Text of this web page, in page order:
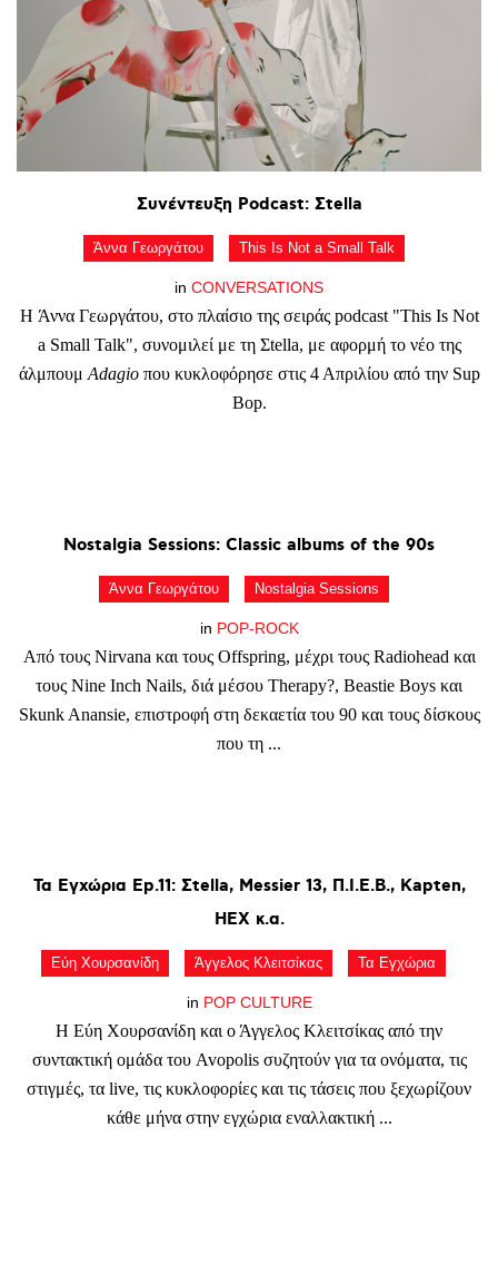
Συνέντευξη Podcast: Σtella
Άννα Γεωργάτου This Is Not a Small Talk
in CONVERSATIONS
Η Άννα Γεωργάτου, στο πλαίσιο της σειράς podcast "This Is Not
a Small Talk", συνομιλεί με τη Σtella, με αφορμή το νέο της
άλμπουμ Adagioπου κυκλοφόρησε στις 4 Απριλίου από την Sup
Bop.
Nostalgia Sessions: Classic albums of the 90s
Άννα Γεωργάτου Nostalgia Sessions
in POP-ROCK
Από τους Nirvana και τους Offspring, μέχρι τους Radiohead και
τους Nine Inch Nails, διά μέσου Therapy?, Beastie Boys και
Skunk Anansie, επιστροφή στη δεκαετία του 90 και τους δίσκους
που τη ...
Τα Εγχώρια Ep.11: Σtella, Messier 13, Π.Ι.Ε.Β., Kapten,
HEX κ.α.
Εύη Χουρσανίδη Άγγελος Κλειτσίκας Τα Εγχώρια
in POP CULTURE
Η Εύη Χουρσανίδη και ο Άγγελος Κλειτσίκας από την
συντακτική ομάδα του Avopolis συζητούν για τα ονόματα, τις
στιγμές, τα live, τις κυκλοφορίες και τις τάσεις που ξεχωρίζουν
κάθε μήνα στην εγχώρια εναλλακτική ...